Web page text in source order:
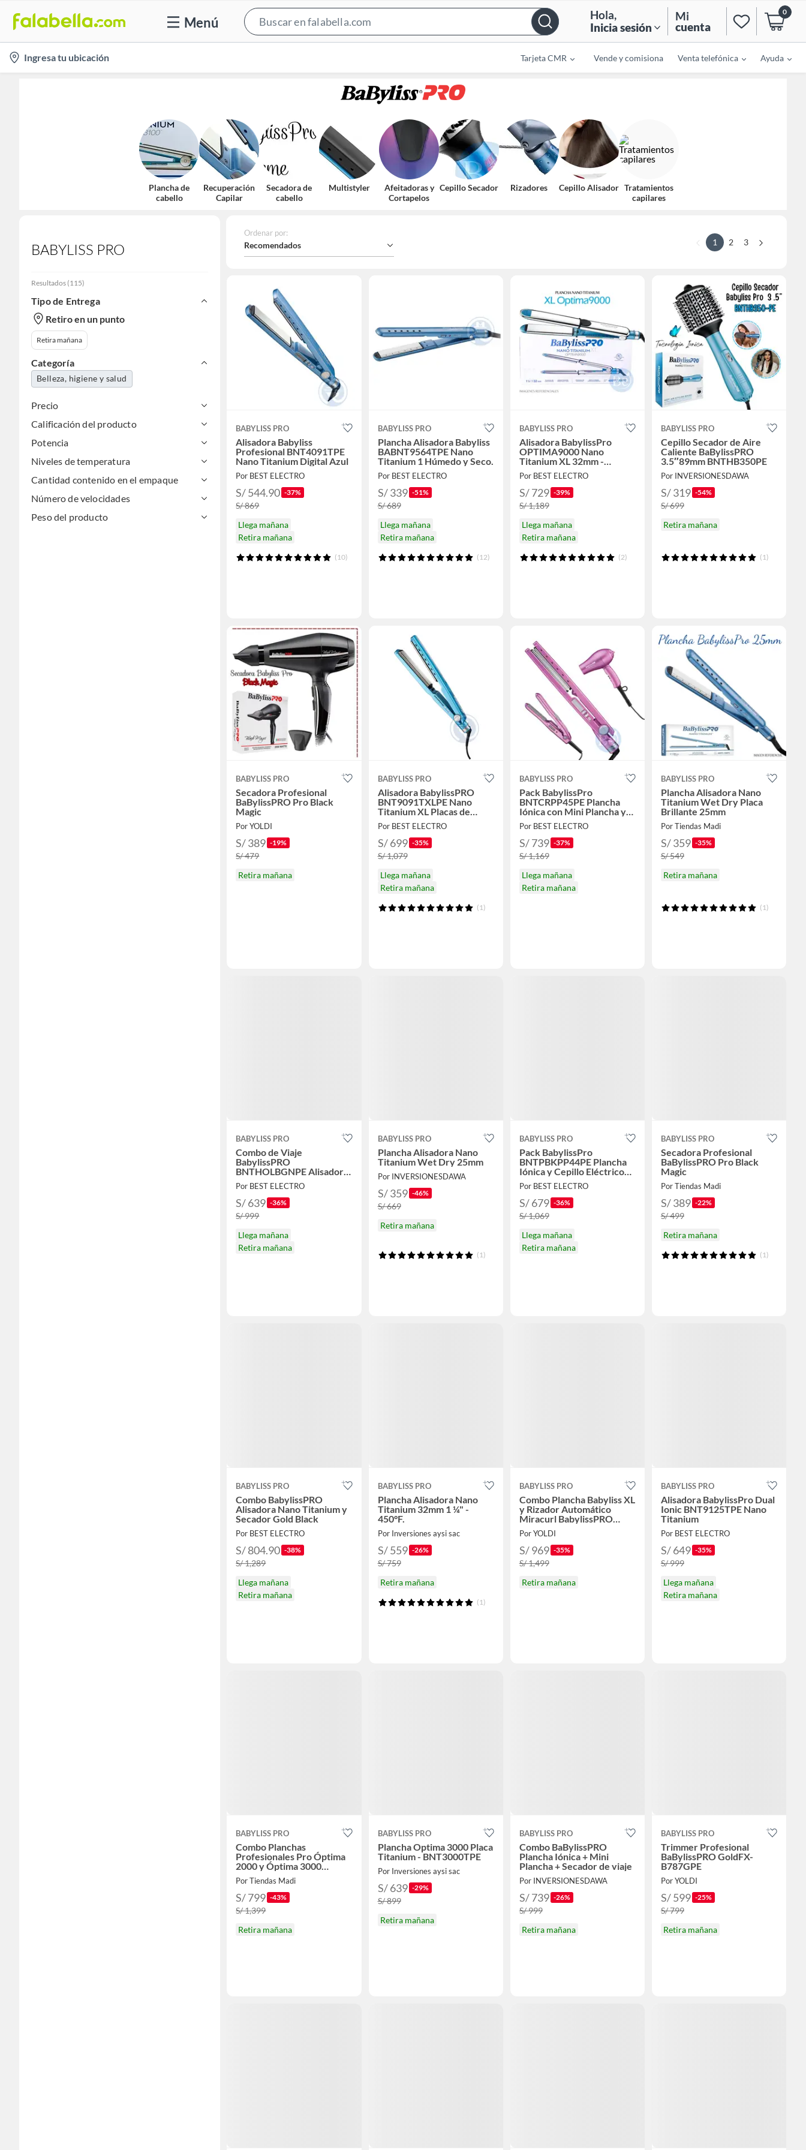
Menú
Bar
Hola,
Inicia sesión
Mi
cuenta
0
location-
icon
Ingresa tu ubicación Tarjeta CMR Vende y comisiona Venta telefónica Ayuda
Plancha de
cabello
Recuperación
Capilar
Secadora de
cabello
Multistyler
Afeitadoras y
Cortapelos
Cepillo Secador Rizadores Cepillo Alisador Tratamientos
capilares
BABYLISS PRO
Resultados (115)
Tipo de Entrega
Retiro en un punto
Retira mañana
Categoría
Belleza, higiene y salud
Precio
Calificación del producto
Potencia
Niveles de temperatura
Cantidad contenido en el empaque
Número de velocidades
Peso del producto
Ordenar por:
Recomendados 1 2 3
BABYLISS PRO
Alisadora Babyliss
Profesional BNT4091TPE
Nano Titanium Digital Azul
Por BEST ELECTRO
S/ 544.90 -37%
S/ 869
Llega mañana
Retira mañana
(10)
BABYLISS PRO
Plancha Alisadora Babyliss
BABNT9564TPE Nano
Titanium 1 Húmedo y Seco.
Por BEST ELECTRO
S/ 339 -51%
S/ 689
Llega mañana
Retira mañana
(12)
BABYLISS PRO
Alisadora BabylissPro
OPTIMA9000 Nano
Titanium XL 32mm -
BNT9000TXLPE
Por BEST ELECTRO
S/ 729 -39%
S/ 1,189
Llega mañana
Retira mañana
(2)
BABYLISS PRO
Cepillo Secador de Aire
Caliente BaBylissPRO
3.5″89mm BNTHB350PE
Por INVERSIONESDAWA
S/ 319 -54%
S/ 699
Retira mañana
(1)
BABYLISS PRO
Secadora Profesional
BaBylissPRO Pro Black
Magic
Por YOLDI
S/ 389 -19%
S/ 479
Retira mañana
BABYLISS PRO
Alisadora BabylissPRO
BNT9091TXLPE Nano
Titanium XL Placas de
32mm
Por BEST ELECTRO
S/ 699 -35%
S/ 1,079
Llega mañana
Retira mañana
(1)
BABYLISS PRO
Pack BabylissPro
BNTCRPP45PE Plancha
Iónica con Mini Plancha y
Secador de Viaje
Por BEST ELECTRO
S/ 739 -37%
S/ 1,169
Llega mañana
Retira mañana
BABYLISS PRO
Plancha Alisadora Nano
Titanium Wet Dry Placa
Brillante 25mm
Por Tiendas Madi
S/ 359 -35%
S/ 549
Retira mañana
(1)
BABYLISS PRO
Combo de Viaje
BabylissPRO
BNTHOLBGNPE Alisadora
y Secador
Por BEST ELECTRO
S/ 639 -36%
S/ 999
Llega mañana
Retira mañana
BABYLISS PRO
Plancha Alisadora Nano
Titanium Wet Dry 25mm
Por INVERSIONESDAWA
S/ 359 -46%
S/ 669
Retira mañana
(1)
BABYLISS PRO
Pack BabylissPro
BNTPBKPP44PE Plancha
Iónica y Cepillo Eléctrico
Pink Black
Por BEST ELECTRO
S/ 679 -36%
S/ 1,069
Llega mañana
Retira mañana
BABYLISS PRO
Secadora Profesional
BaBylissPRO Pro Black
Magic
Por Tiendas Madi
S/ 389 -22%
S/ 499
Retira mañana
(1)
BABYLISS PRO
Combo BabylissPRO
Alisadora Nano Titanium y
Secador Gold Black
Por BEST ELECTRO
S/ 804.90 -38%
S/ 1,289
Llega mañana
Retira mañana
BABYLISS PRO
Plancha Alisadora Nano
Titanium 32mm 1 ¼" -
450°F.
Por Inversiones aysi sac
S/ 559 -26%
S/ 759
Retira mañana
(1)
BABYLISS PRO
Combo Plancha Babyliss XL
y Rizador Automático
Miracurl BabylissPRO
25mm - BNTPP78PE
Por YOLDI
S/ 969 -35%
S/ 1,499
Retira mañana
BABYLISS PRO
Alisadora BabylissPro Dual
Ionic BNT9125TPE Nano
Titanium
Por BEST ELECTRO
S/ 649 -35%
S/ 999
Llega mañana
Retira mañana
BABYLISS PRO
Combo Planchas
Profesionales Pro Óptima
2000 y Óptima 3000
BabylissPro
Por Tiendas Madi
S/ 799 -43%
S/ 1,399
Retira mañana
BABYLISS PRO
Plancha Optima 3000 Placa
Titanium - BNT3000TPE
Por Inversiones aysi sac
S/ 639 -29%
S/ 899
Retira mañana
BABYLISS PRO
Combo BaBylissPRO
Plancha Iónica + Mini
Plancha + Secador de viaje
Por INVERSIONESDAWA
S/ 739 -26%
S/ 999
Retira mañana
BABYLISS PRO
Trimmer Profesional
BaBylissPRO GoldFX-
B787GPE
Por YOLDI
S/ 599 -25%
S/ 799
Retira mañana